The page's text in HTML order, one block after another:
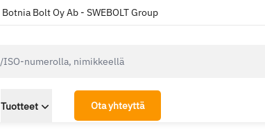
Botnia Bolt Oy Ab - SWEBOLT Group
Tuotteet Ota yhteyttä